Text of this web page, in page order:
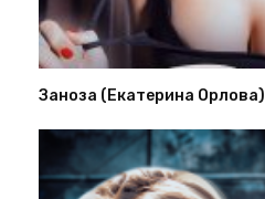
Заноза (Екатерина Орлова)